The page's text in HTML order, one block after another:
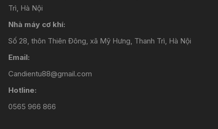
Trì, Hà Nội
Nhà máy cơ khí:
Số 28, thôn Thiên Đông, xã Mỹ Hưng, Thanh Trì, Hà Nội
Email:
Candientu88@gmail.com
Hotline:
0565 966 866